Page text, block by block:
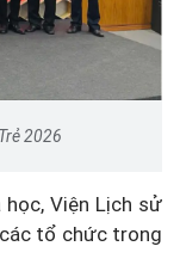
2026
Viện Lịch sử
tổ chức trong